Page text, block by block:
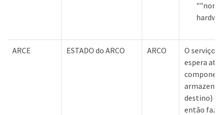
ARCE ESTADO do ARCO ARCO
O serviço
espera até
destino)
então faz